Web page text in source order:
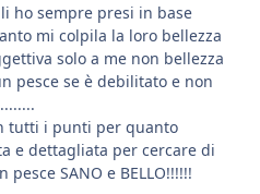
ho sempre presi in base
mi colpila la loro bellezza
solo a me non bellezza
pesce se è debilitato e non
tutti i punti per quanto
e dettagliata per cercare di
SANO e BELLO!!!!!!